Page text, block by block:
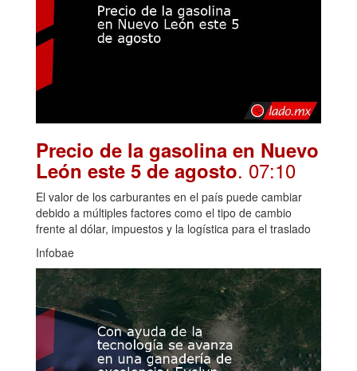
Precio de la gasolina en Nuevo
León este 5 de agosto. 07:10
El valor de los carburantes en el país puede cambiar
debido a múltiples factores como el tipo de cambio
frente al dólar, impuestos y la logística para el traslado
Infobae